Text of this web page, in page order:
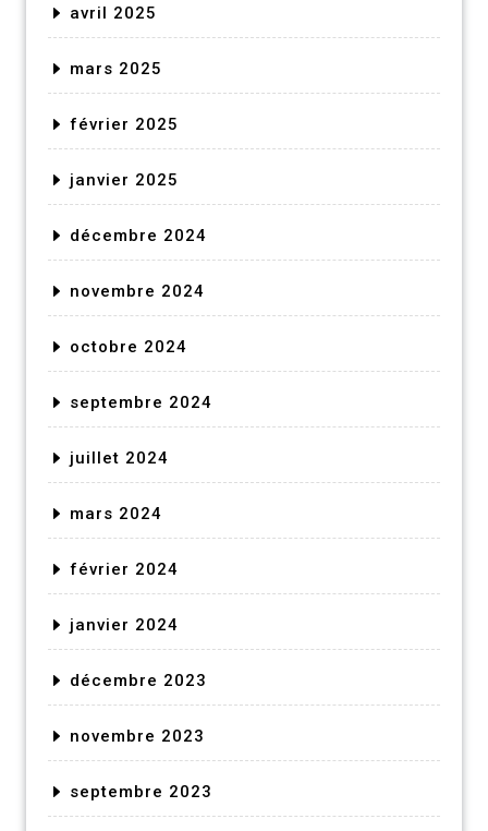
avril 2025
mars 2025
février 2025
janvier 2025
décembre 2024
novembre 2024
octobre 2024
septembre 2024
juillet 2024
mars 2024
février 2024
janvier 2024
décembre 2023
novembre 2023
septembre 2023